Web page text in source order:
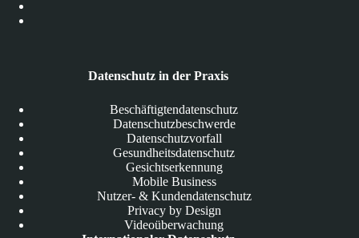
Datenschutz in der Praxis
Beschäftigtendatenschutz
Datenschutzbeschwerde
Datenschutzvorfall
Gesundheitsdatenschutz
Gesichtserkennung
Mobile Business
Nutzer- & Kundendatenschutz
Privacy by Design
Videoüberwachung